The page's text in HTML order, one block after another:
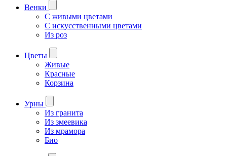
Венки
С живыми цветами
С искусственными цветами
Из роз
Цветы
Живые
Красные
Корзина
Урны
Из гранита
Из змеевика
Из мрамора
Био